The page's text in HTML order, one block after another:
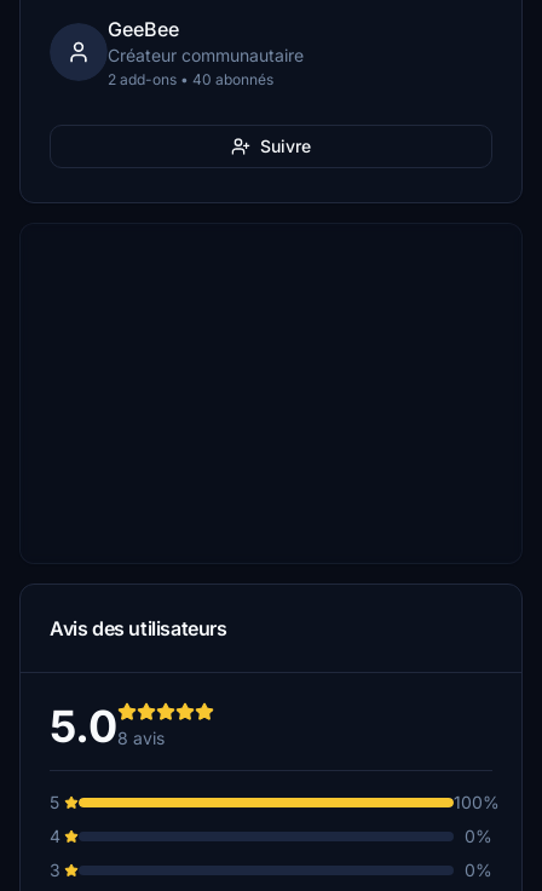
GeeBee
Créateur communautaire
2 add-ons • 40 abonnés
Suivre
Avis des utilisateurs
5.08 avis
5
100%
4
0%
3
0%